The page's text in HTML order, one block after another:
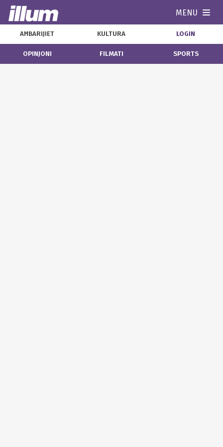
MENU
AĦBARIJIET KULTURA LOGIN
OPINJONI FILMATI SPORTS